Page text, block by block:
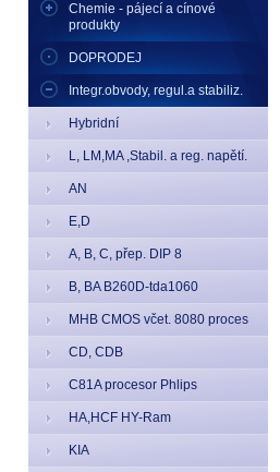
Chemie - pájecí a cínové
produkty
DOPRODEJ
Integr.obvody, regul.a stabiliz.
Hybridní
L, LM,MA ,Stabil. a reg. napětí.
AN
E,D
A, B, C, přep. DIP 8
B, BA B260D-tda1060
MHB CMOS včet. 8080 proces
CD, CDB
C81A procesor Phlips
HA,HCF HY-Ram
KIA